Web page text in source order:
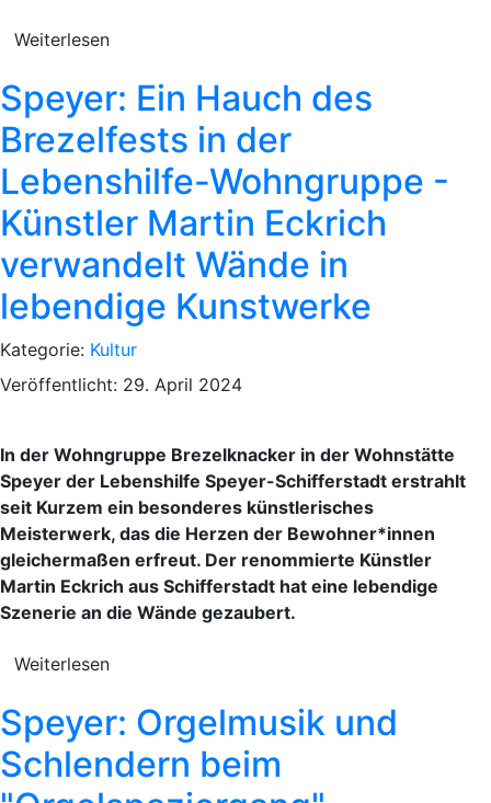
Weiterlesen
Speyer: Ein Hauch des
Brezelfests in der
Lebenshilfe-Wohngruppe -
Künstler Martin Eckrich
verwandelt Wände in
lebendige Kunstwerke
Kategorie: Kultur
Veröffentlicht: 29. April 2024
In der Wohngruppe Brezelknacker in der Wohnstätte
Speyer der Lebenshilfe Speyer-Schifferstadt erstrahlt
seit Kurzem ein besonderes künstlerisches
Meisterwerk, das die Herzen der Bewohner*innen
gleichermaßen erfreut. Der renommierte Künstler
Martin Eckrich aus Schifferstadt hat eine lebendige
Szenerie an die Wände gezaubert.
Weiterlesen
Speyer: Orgelmusik und
Schlendern beim